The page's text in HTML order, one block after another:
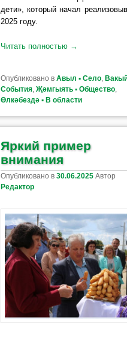
дети», который начал
2025 году.
Читать полностью →
Опубликовано в Авыл ▪ Село,
События, Җәмгыять ▪ Общество,
Өлкәбездә ▪ В области
Яркий пример
внимания
Опубликовано в 30.06.2025 Автор
Редактор